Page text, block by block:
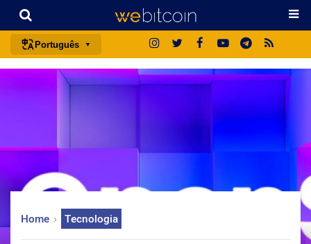
Português
português (BR)
deutsch
中文
Home Tecnologia